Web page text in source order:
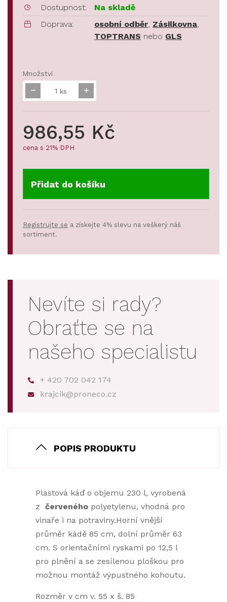
Dostupnost:
Na skladě
Doprava:
osobní odběr, Zásilkovna,
TOPTRANS nebo GLS
Množství
ks
986,55 Kč
cena s 21% DPH
Přidat do košíku
Registrujte se a získejte 4% slevu na veškerý náš
sortiment.
Nevíte si rady?
Obraťte se na
našeho specialistu
+ 420 702 042 174
krajcik@proneco.cz
POPIS PRODUKTU
Plastová káď o objemu 230 l, vyrobená
z červeného polyetylenu, vhodná pro
vinaře i na potraviny.Horní vnější
průměr kádě 85 cm, dolní průměr 63
cm. S orientačními ryskami po 12,5 l
pro plnění a se zesílenou ploškou pro
možnou montáž výpustného kohoutu.
Rozměr v cm v. 55 x š. 85